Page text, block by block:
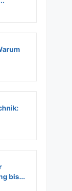
bis...